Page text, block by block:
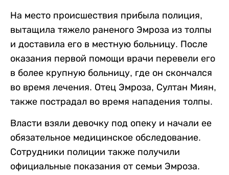
На место происшествия прибыла полиция,
вытащила тяжело раненого Эмроза из толпы
и доставила его в местную больницу. После
оказания первой помощи врачи перевели его
в более крупную больницу, где он скончался
во время лечения. Отец Эмроза, Султан Миян,
также пострадал во время нападения толпы.
Власти взяли девочку под опеку и начали ее
обязательное медицинское обследование.
Сотрудники полиции также получили
официальные показания от семьи Эмроза.